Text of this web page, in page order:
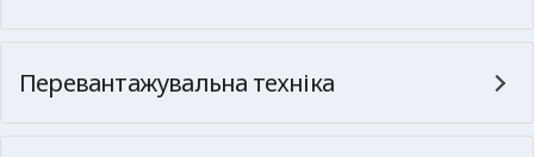
Перевантажувальна техніка